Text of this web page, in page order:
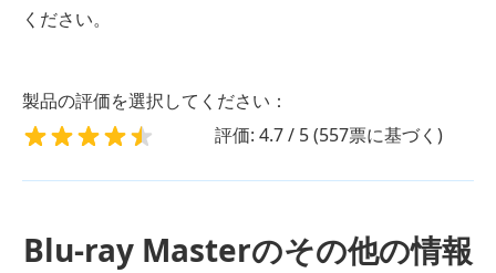
ください。
製品の評価を選択してください：
評価: 4.7 / 5 (557票に基づく)
Blu-ray Masterのその他の情報